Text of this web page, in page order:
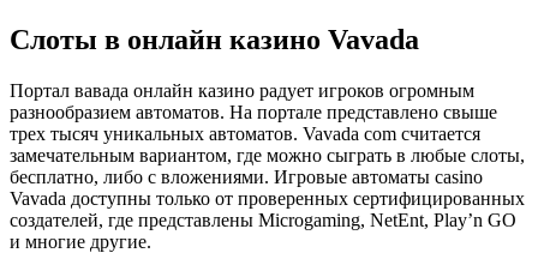
Слоты в онлайн казино Vavada
Портал вавада онлайн казино радует игроков огромным
разнообразием автоматов. На портале представлено свыше
трех тысяч уникальных автоматов. Vavada com считается
замечательным вариантом, где можно сыграть в любые слоты,
бесплатно, либо с вложениями. Игровые автоматы casino
Vavada доступны только от проверенных сертифицированных
создателей, где представлены Microgaming, NetEnt, Play’n GO
и многие другие.